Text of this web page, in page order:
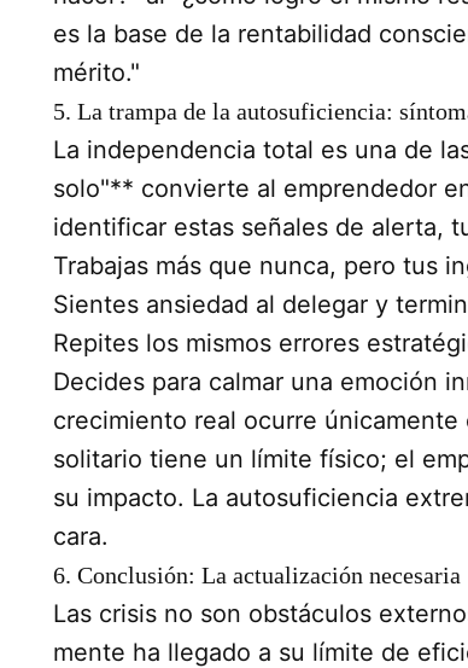
es la base de la rentabilidad
mérito."
5. La trampa de la autosuficiencia:
La independencia total es una de
solo"** convierte al emprendedor
identificar estas señales de alerta,
Trabajas más que nunca, pero tus
Sientes ansiedad al delegar y
Repites los mismos errores
Decides para calmar una emoción
crecimiento real ocurre únicamente
solitario tiene un límite físico; el
su impacto. La autosuficiencia
cara.
6. Conclusión: La actualización necesaria
Las crisis no son obstáculos
mente ha llegado a su límite de